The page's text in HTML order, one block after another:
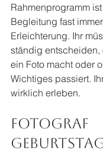
Rahmenprogramm
Begleitung fast
Erleichterung. Ihr
ständig entscheiden,
ein Foto macht oder
Wichtiges passiert.
wirklich erleben.
Fotograf